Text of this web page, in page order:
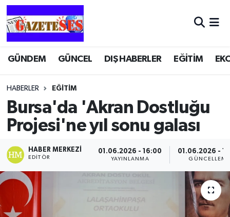
GÜNDEM GÜNCEL DIŞ HABERLER EĞİTİM
HABERLER EĞİTİM
Bursa'da 'Akran Dostluğu
Projesi'ne yıl sonu galası
HABER MERKEZI
EDITÖR
01.06.2026 - 16:00
YAYINLANMA
01.06.2026 -
GÜNCELLEME